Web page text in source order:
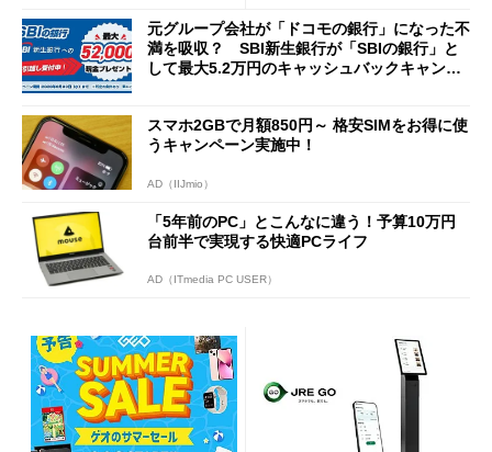
元グループ会社が「ドコモの銀行」になった不
満を吸収？ SBI新生銀行が「SBIの銀行」と
して最大5.2万円のキャッシュバックキャンペ
スマホ2GBで月額850円～ 格安SIMをお得に使
うキャンペーン実施中！
AD（IIJmio）
「5年前のPC」とこんなに違う！予算10万円
台前半で実現する快適PCライフ
AD（ITmedia PC USER）